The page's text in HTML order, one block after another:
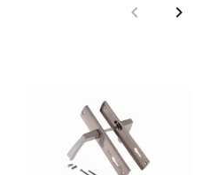
Poprzedni
keyboard_arrow_left keyboard_arrow_right